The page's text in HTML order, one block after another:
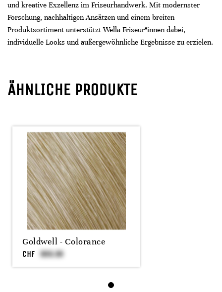
und kreative Exzellenz im Friseurhandwerk. Mit modernster
Forschung, nachhaltigen Ansätzen und einem breiten
Produktsortiment unterstützt Wella Friseur*innen dabei,
individuelle Looks und außergewöhnliche Ergebnisse zu erzielen.
ÄHNLICHE PRODUKTE
Goldwell - Colorance
CHF